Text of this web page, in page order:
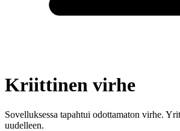
Kriittinen virhe
Sovelluksessa tapahtui odottamaton virhe.
uudelleen.